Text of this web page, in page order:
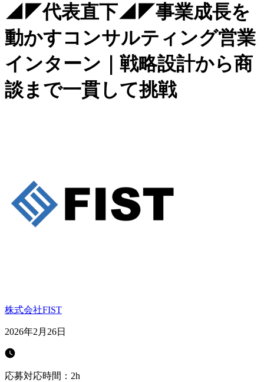
◢◤代表直下◢◤事業成長を
動かすコンサルティング営業
インターン｜戦略設計から商
談まで一貫して挑戦
株式会社FIST
2026年2月26日
応募対応時間： 2h